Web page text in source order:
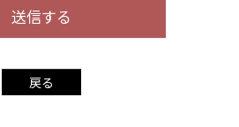
送信する
戻る